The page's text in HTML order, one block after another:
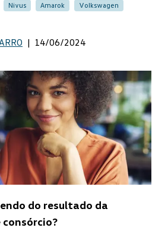
Nivus Amarok
Volkswagen
| 14/06/2024
do resultado da
consórcio?